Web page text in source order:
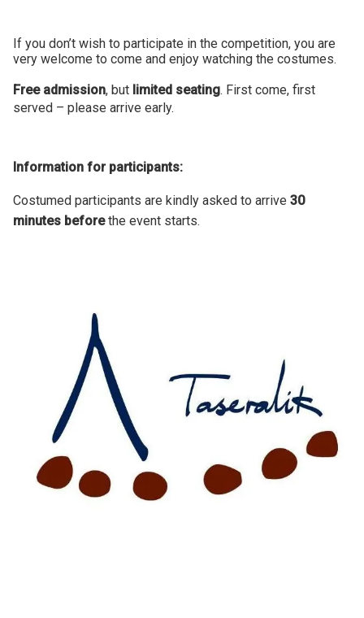
If you don’t wish to participate in the competition, you are
very welcome to come and enjoy watching the costumes.
Free admission, but limited seating. First come, first
served – please arrive early.
Information for participants:
Costumed participants are kindly asked to arrive 30
minutes beforethe event starts.